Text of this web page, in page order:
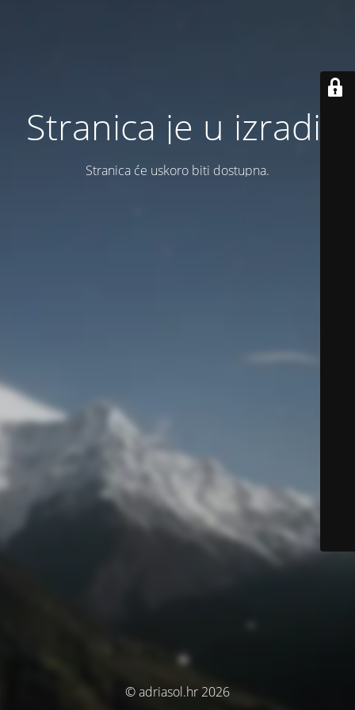
Stranica je u izradi.
Stranica će uskoro biti dostupna.
© adriasol.hr 2026